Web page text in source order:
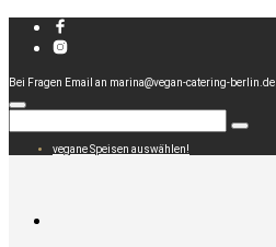
Bei Fragen Email an marina@vegan-catering-berlin.de
vegane Speisen auswählen!